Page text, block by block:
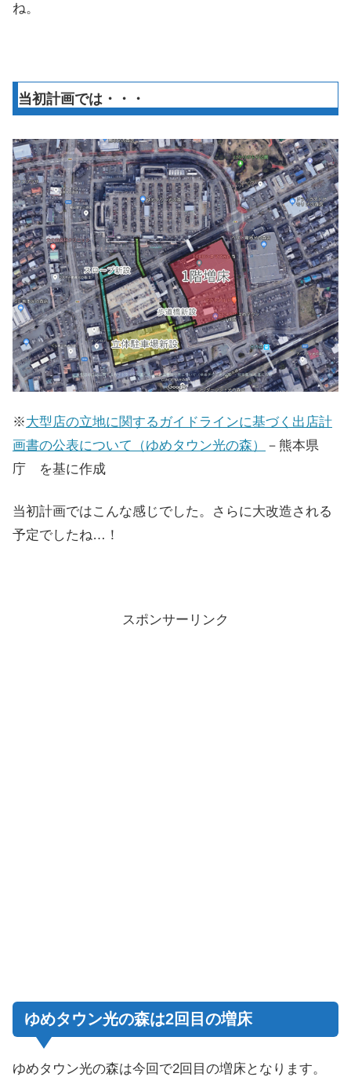
ね。
当初計画では・・・
※大型店の立地に関するガイドラインに基づく出店計
画書の公表について（ゆめタウン光の森）
－熊本県
庁 を基に作成
当初計画ではこんな感じでした。さらに大改造される
予定でしたね…！
スポンサーリンク
ゆめタウン光の森は2回目の増床
ゆめタウン光の森は今回で2回目の増床となります。